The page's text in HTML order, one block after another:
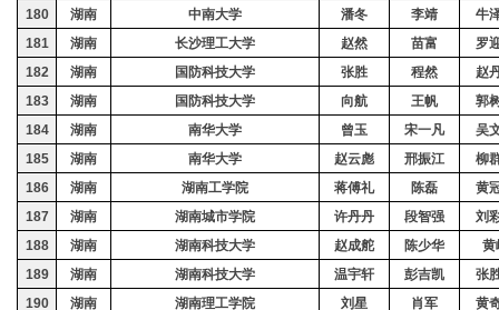
180
湖南 中南大学 潘冬 李靖
牛
181
湖南 长沙理工大学 赵然 苗富
罗
182
湖南 国防科技大学 张胜 程然
赵
183
湖南 国防科技大学 向航 王帆
郭
184
湖南 南华大学 曾玉 宋一凡
吴
185
湖南 南华大学 赵云彪 邢振江
柳
186
湖南 湖南工学院 蒋傅礼 陈磊
黄
187
湖南 湖南城市学院 许丹丹 段智强
刘
188
湖南 湖南科技大学 赵成舵 陈少华
黄
189
湖南 湖南科技大学 温宇轩 彭吉凯
张
190
湖南 湖南理工学院 刘星 肖军
黄